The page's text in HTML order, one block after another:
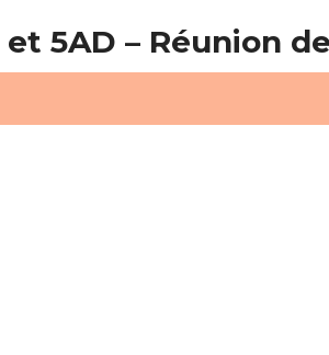
et 5AD – Réunion